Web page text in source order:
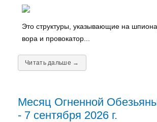
Это структуры, указывающие на
вора и провокатор...
Читать дальше →
Месяц Огненной
- 7 сентября 2026 г.